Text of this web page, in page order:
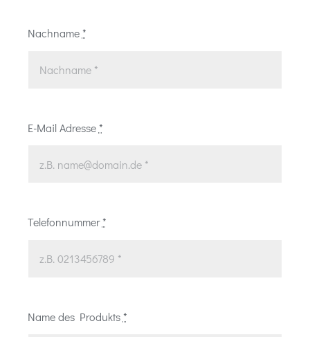
Nachname*
E-Mail Adresse*
Telefonnummer*
Name des Produkts*